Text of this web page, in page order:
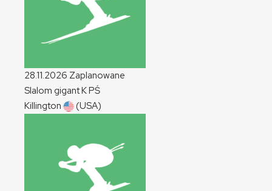
28.11.2026 Zaplanowane
Slalom gigantKPŚ
Killington
(USA)